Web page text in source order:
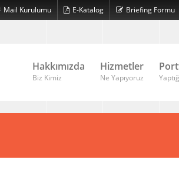
Mail Kurulumu E-Katalog Briefing Formu
Hakkımızda
Biz Kimiz
Hizmetler
Ne Yapıyoruz